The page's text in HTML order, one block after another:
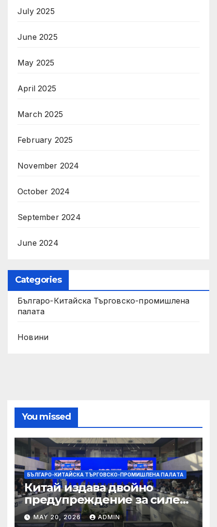
July 2025
June 2025
May 2025
April 2025
March 2025
February 2025
November 2024
October 2024
September 2024
June 2024
Categories
Българо-Китайска Търговско-промишлена
палaта
Новини
You missed
БЪЛГАРО-КИТАЙСКА ТЪРГОВСКО-ПРОМИШЛЕНА ПАЛAТА
Китай издава двойно
предупреждение за силен
дъжд и пясъчни бури
MAY 20, 2026 ADMIN